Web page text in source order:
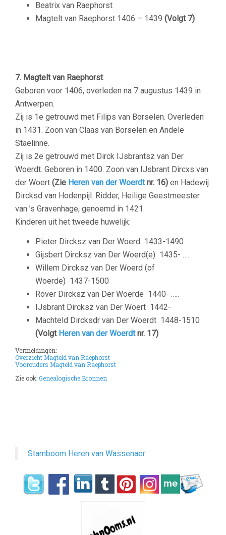
Beatrix van Raephorst
Magtelt van Raephorst 1406 – 1439 (Volgt 7)
7. Magtelt van Raephorst
Geboren voor 1406, overleden na 7 augustus 1439 in
Antwerpen.
Zij is 1e getrouwd met Filips van Borselen. Overleden
in 1431. Zoon van Claas van Borselen en Andele
Staelinne.
Zij is 2e getrouwd met Dirck IJsbrantsz van Der
Woerdt. Geboren in 1400. Zoon van IJsbrant Dircxs van
der Woert (Zie Heren van der Woerdtnr. 16) en Hadewij
Dircksd van Hodenpijl. Ridder, Heilige Geestmeester
van ’s Gravenhage, genoemd in 1421.
Kinderen uit het tweede huwelijk:
Pieter Dircksz van Der Woerd 1433-1490
Gijsbert Dircksz van Der Woerd(e) 1435- ….
Willem Dircksz van Der Woerd (of
Woerde) 1437-1500
Rover Dircksz van Der Woerde 1440- …..
IJsbrant Dircksz van Der Woert 1442-
Machteld Dircksdr van Der Woerdt 1448-1510
(Volgt Heren van der Woerdtnr. 17)
Vermeldingen:
Overzicht Magteld van Raephorst
Voorouders Magteld van Raephorst
Zie ook:Genealogische Bronnen
Stamboom Heren van Wassenaer